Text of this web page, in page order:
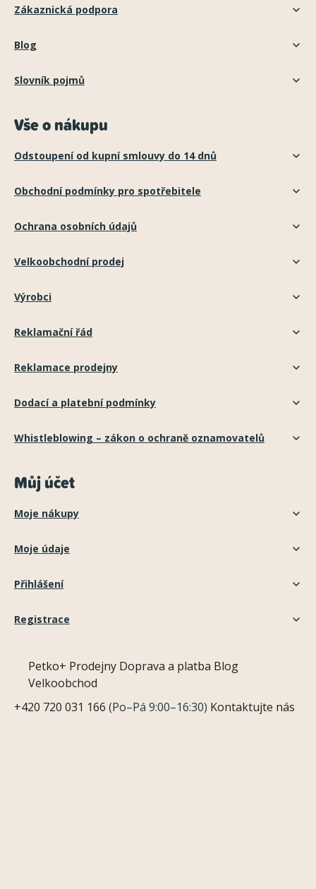
Zákaznická podpora
Blog
Slovník pojmů
Vše o nákupu
Odstoupení od kupní smlouvy do 14 dnů
Obchodní podmínky pro spotřebitele
Ochrana osobních údajů
Velkoobchodní prodej
Výrobci
Reklamační řád
Reklamace prodejny
Dodací a platební podmínky
Whistleblowing – zákon o ochraně oznamovatelů
Můj účet
Moje nákupy
Moje údaje
Přihlášení
Registrace
Petko+ Prodejny Doprava a platba Blog
Velkoobchod
+420 720 031 166 (Po–Pá 9:00–16:30) Kontaktujte nás